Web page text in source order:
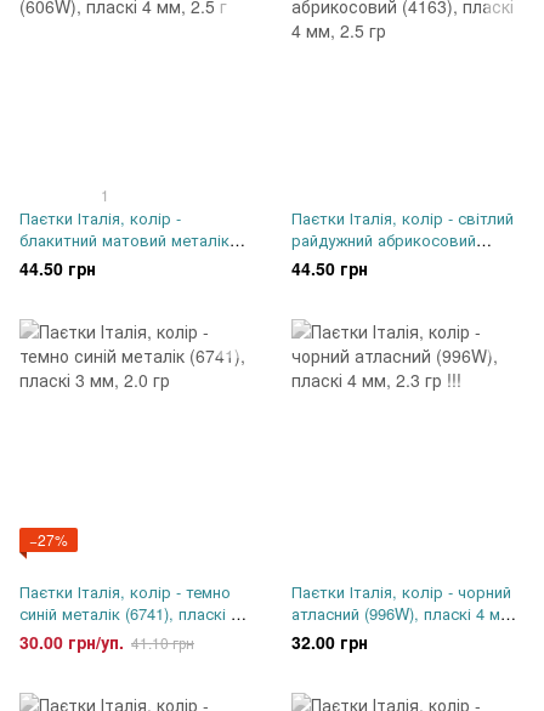
1
Паєтки Італія, колір -
блакитний матовий металік
(606W), пласкі 4 мм, 2.5 г
44.50 грн
Паєтки Італія, колір - світлий
райдужний абрикосовий
(4163), пласкі 4 мм, 2.5 гр
44.50 грн
−27%
Паєтки Італія, колір - темно
синій металік (6741), пласкі 3
мм, 2.0 гр
30.00 грн/уп. 41.10 грн
Паєтки Італія, колір - чорний
атласний (996W), пласкі 4 мм,
2.3 гр !!!
32.00 грн